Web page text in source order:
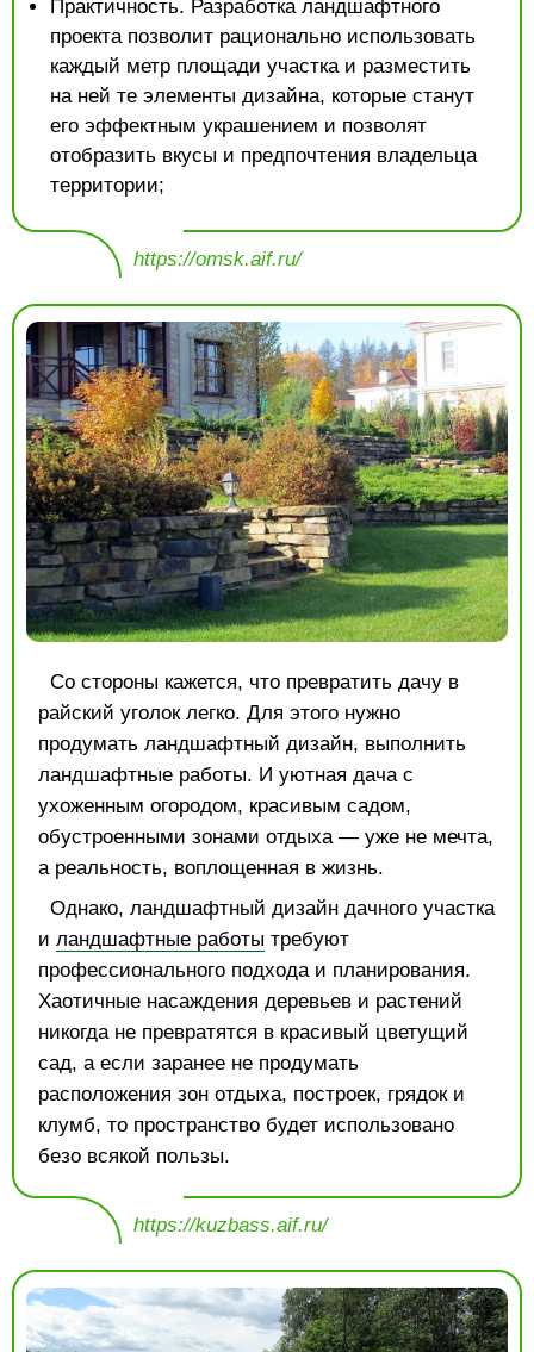
Практичность. Разработка ландшафтного
проекта позволит рационально использовать
каждый метр площади участка и разместить
на ней те элементы дизайна, которые станут
его эффектным украшением и позволят
отобразить вкусы и предпочтения владельца
территории;
https://omsk.aif.ru/
Со стороны кажется, что превратить дачу в
райский уголок легко. Для этого нужно
продумать ландшафтный дизайн, выполнить
ландшафтные работы. И уютная дача с
ухоженным огородом, красивым садом,
обустроенными зонами отдыха — уже не мечта,
а реальность, воплощенная в жизнь.
Однако, ландшафтный дизайн дачного участка
и ландшафтные работы требуют
профессионального подхода и планирования.
Хаотичные насаждения деревьев и растений
никогда не превратятся в красивый цветущий
сад, а если заранее не продумать
расположения зон отдыха, построек, грядок и
клумб, то пространство будет использовано
безо всякой пользы.
https://kuzbass.aif.ru/